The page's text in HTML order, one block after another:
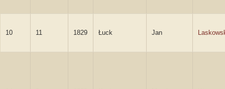
10 11 1829 Łuck Jan